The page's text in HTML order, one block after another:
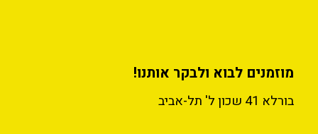
מוזמנים לבוא ולבקר אותנו!
בורלא 41 שכון ל' תל-אביב